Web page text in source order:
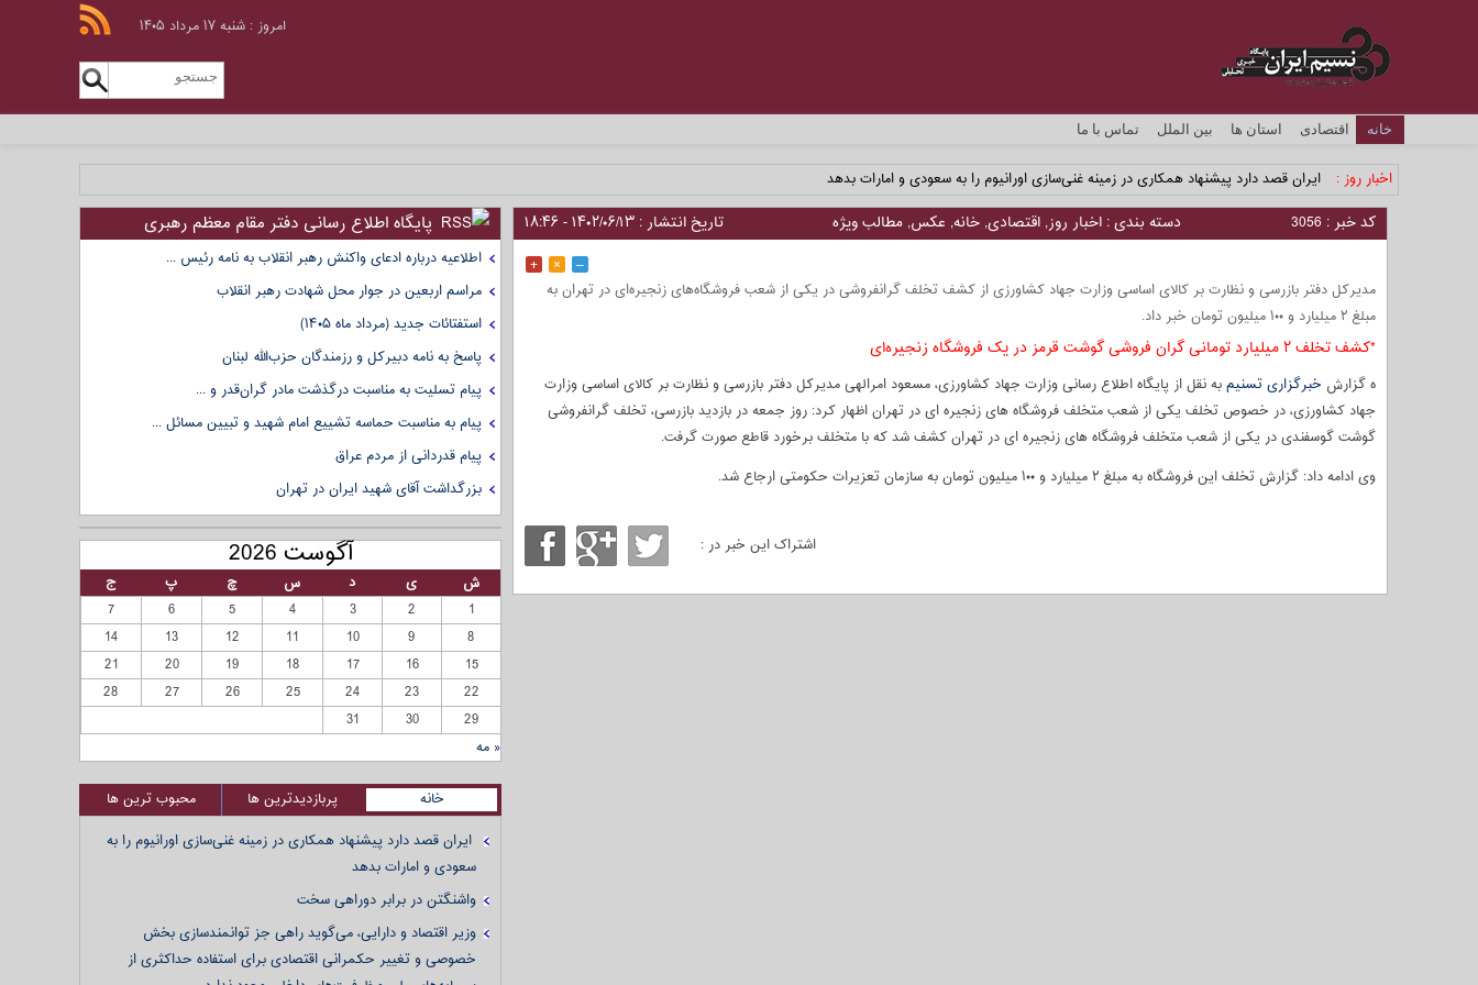
امروز : شنبه ۱۷ مرداد ۱۴۰۵
خانه اقتصادی استان ها بین الملل تماس با ما
اخبار روز : ایران قصد دارد پیشنهاد همکاری در زمینه غنی‌سازی اورانیوم را به سعودی و امارات بدهد
کد خبر : 3056 دسته بندی : اخبار روز, اقتصادی, خانه, عکس, مطالب ویژه
تاریخ انتشار : ۱۴۰۲/۰۶/۱۳ - ۱۸:۴۶
–
×
+
مدیرکل دفتر بازرسی و نظارت بر کالای اساسی وزارت جهاد کشاورزی از کشف تخلف گرانفروشی در یکی از شعب فروشگاه‌های زنجیره‌ای در تهران به
مبلغ ۲ میلیارد و ۱۰۰ میلیون تومان خبر داد.
*کشف تخلف ۲ میلیارد تومانی گران فروشی گوشت قرمز در یک فروشگاه‌ زنجیره‌ای
ه گزارش خبرگزاری تسنیم به نقل از پایگاه اطلاع رسانی وزارت جهاد کشاورزی، مسعود امرالهی مدیرکل دفتر بازرسی و نظارت بر کالای اساسی وزارت
جهاد کشاورزی، در خصوص تخلف یکی از شعب متخلف فروشگاه های زنجیره ای در تهران اظهار کرد: روز جمعه در بازدید بازرسی، تخلف گرانفروشی
گوشت گوسفندی در یکی از شعب متخلف فروشگاه های زنجیره ای در تهران کشف شد که با متخلف برخورد قاطع صورت گرفت.
وی ادامه داد: گزارش تخلف این فروشگاه به مبلغ ۲ میلیارد و ۱۰۰ میلیون تومان به سازمان تعزیرات حکومتی ارجاع شد.
اشتراک این خبر در :
پایگاه اطلاع رسانی دفتر مقام معظم رهبری
اطلاعیه درباره ادعای واکنش رهبر انقلاب به نامه رئیس ...
مراسم اربعین در جوار محل شهادت رهبر انقلاب
استفتائات جدید (مرداد ماه ۱۴۰۵)
پاسخ به نامه دبیرکل و رزمندگان حزب‌الله لبنان
پیام تسلیت به مناسبت درگذشت مادر گران‌قدر و ...
پیام به مناسبت حماسه تشییع امام شهید و تبیین مسائل ...
پیام قدردانی از مردم عراق
بزرگداشت آقای شهید ایران در تهران
آگوست 2026
ش ی د س چ پ
ج
1
2
3
4
5
6
7
8
9
10
11
12
13
14
15
16
17
18
19
20
21
22
23
24
25
26
27
28
29
30
31
« مه
خانه پربازدیدترین ها
محبوب ترین ها
ایران قصد دارد پیشنهاد همکاری در زمینه غنی‌سازی اورانیوم را به
سعودی و امارات بدهد
واشنگتن در برابر دوراهی سخت
وزیر اقتصاد و دارایی، می‌گوید راهی جز توانمندسازی بخش
خصوصی و تغییر حکمرانی اقتصادی برای استفاده حداکثری از